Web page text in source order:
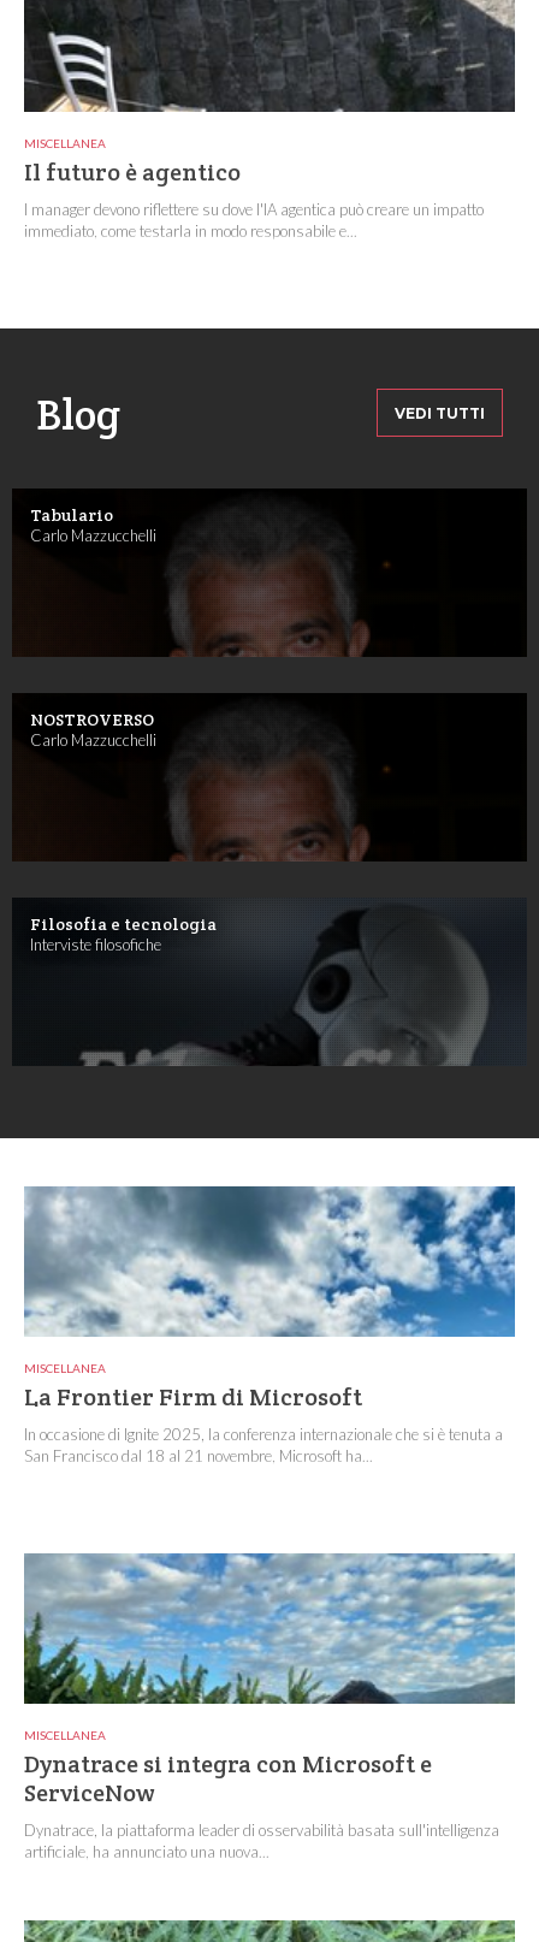
MISCELLANEA
Il futuro è agentico
I manager devono riflettere su dove l'IA agentica può creare un impatto
immediato, come testarla in modo responsabile e...
Blog VEDI TUTTI
Tabulario
Carlo Mazzucchelli
NOSTROVERSO
Carlo Mazzucchelli
Filosofia e tecnologia
Interviste filosofiche
MISCELLANEA
La Frontier Firm di Microsoft
In occasione di Ignite 2025, la conferenza internazionale che si è tenuta a
San Francisco dal 18 al 21 novembre, Microsoft ha...
MISCELLANEA
Dynatrace si integra con Microsoft e
ServiceNow
Dynatrace, la piattaforma leader di osservabilità basata sull'intelligenza
artificiale, ha annunciato una nuova...